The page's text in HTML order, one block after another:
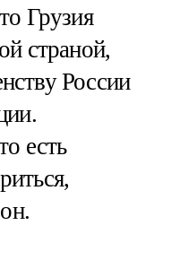
Грузия
страной,
России
есть